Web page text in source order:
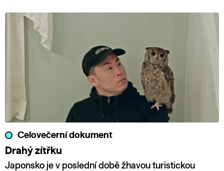
Celovečerní dokument
Drahý zítřku
Japonsko je v poslední době žhavou turistickou